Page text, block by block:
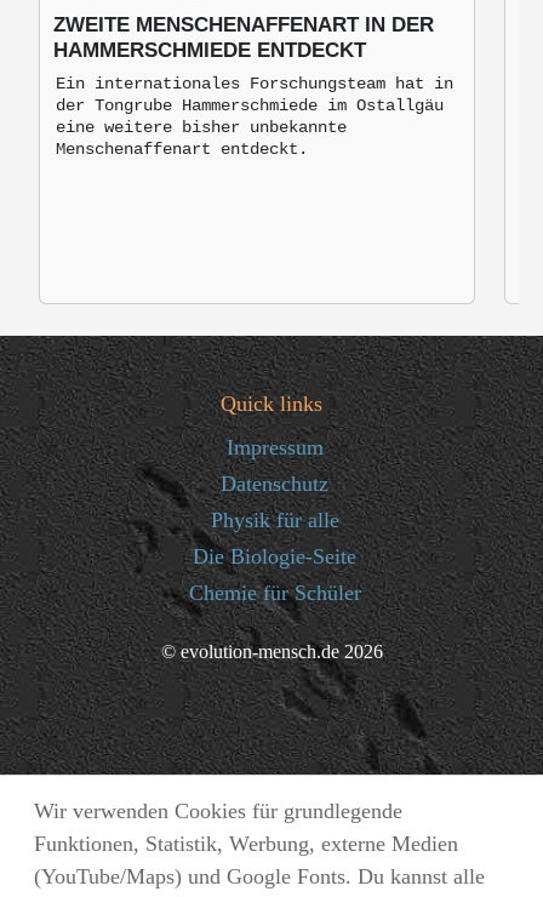
Wir verwenden Cookies für grundlegende
Funktionen, Statistik, Werbung, externe Medien
(YouTube/Maps) und Google Fonts. Du kannst alle
ZWEITE MENSCHENAFFENART IN DER
HAMMERSCHMIEDE ENTDECKT
Ein internationales Forschungsteam hat in
der Tongrube Hammerschmiede im Ostallgäu
eine weitere bisher unbekannte
Menschenaffenart entdeckt.
Quick links
Impressum
Datenschutz
Physik für alle
Die Biologie-Seite
Chemie für Schüler
© evolution-mensch.de 2026